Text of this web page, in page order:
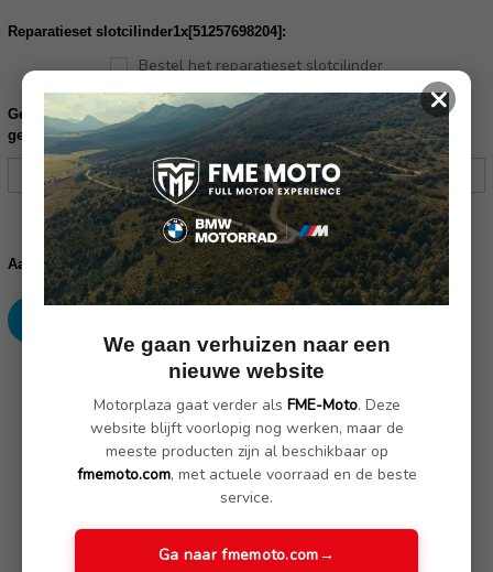
Reparatieset slotcilinder1x[51257698204]:
Bestel het reparatieset slotcilinder
Gelieve uw frame nummer in te vullen ter controle of dit product
geschikt is voor uw motor:
Huidige
voorraad:
Aantal:
Verhoog
aantallen:
Verlaag
aantallen:
Omschrijving (Nog geen reviews)
maken nog meer baanbrekende functies zoals de pagina's "My
×
We gaan verhuizen naar een
nieuwe website
Motorplaza gaat verder als FME-Moto. Deze
website blijft voorlopig nog werken, maar de
meeste producten zijn al beschikbaar op
fmemoto.com, met actuele voorraad en de beste
service.
Ga naar fmemoto.com→